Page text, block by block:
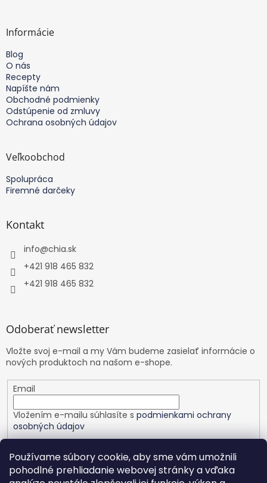
Používame súbory cookie, aby sme vám umožnili
pohodlné prehliadanie webovej stránky a vďaka
Informácie
Blog
O nás
Recepty
Napíšte nám
Obchodné podmienky
Odstúpenie od zmluvy
Ochrana osobných údajov
Veľkoobchod
Spolupráca
Firemné darčeky
Kontakt
info@chia.sk
+421 918 465 832
+421 918 465 832
Odoberať newsletter
Vložte svoj e-mail a my Vám budeme zasielať informácie o
nových produktoch na našom e-shope.
Email
Vložením e-mailu súhlasíte s podmienkami ochrany
osobných údajov
PRIHLÁSIŤ SA